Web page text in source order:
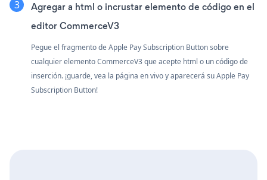
Agregar a html o incrustar elemento de código en el
editor CommerceV3
Pegue el fragmento de Apple Pay Subscription Button sobre
cualquier elemento CommerceV3 que acepte html o un código de
inserción. ¡guarde, vea la página en vivo y aparecerá su Apple Pay
Subscription Button!